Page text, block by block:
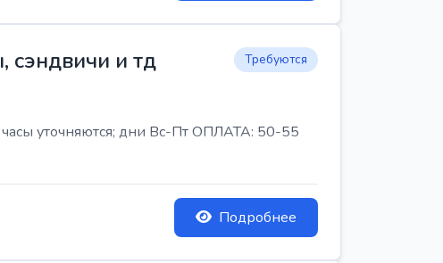
сэндвичи и тд Требуются
часы уточняются; дни Вс-Пт ОПЛАТА: 50-55
Подробнее